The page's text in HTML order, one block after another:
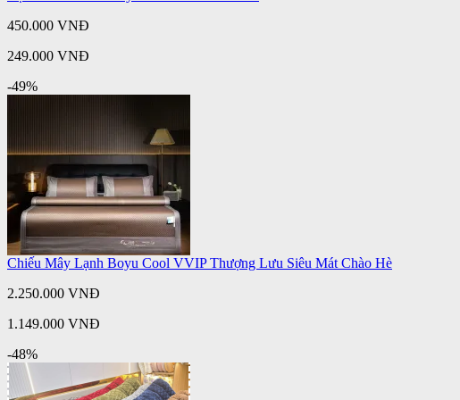
450.000 VNĐ
249.000 VNĐ
-49%
Chiếu Mây Lạnh Boyu Cool VVIP Thượng Lưu Siêu Mát Chào Hè
2.250.000 VNĐ
1.149.000 VNĐ
-48%